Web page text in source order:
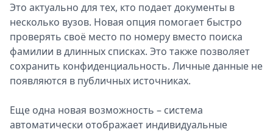
Это актуально для тех, кто подает документы в
несколько вузов. Новая опция помогает быстро
проверять своё место по номеру вместо поиска
фамилии в длинных списках. Это также позволяет
сохранить конфиденциальность. Личные данные не
появляются в публичных источниках.
Еще одна новая возможность – система
автоматически отображает индивидуальные